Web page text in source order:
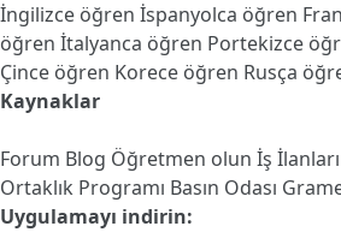
İngilizce öğren İspanyolca öğren
öğren İtalyanca öğren Portekizce
Çince öğren Korece öğren Rusça
Kaynaklar
Forum Blog Öğretmen olun İş İlanları
Ortaklık Programı Basın Odası
Uygulamayı indirin: